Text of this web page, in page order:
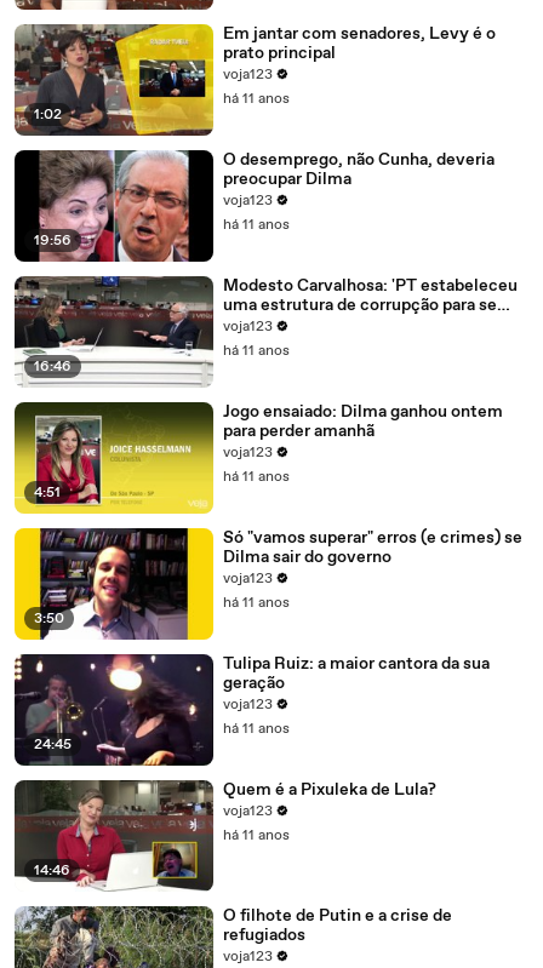
1:02
Em jantar com senadores, Levy é o
prato principal
voja123
há 11 anos
19:56
O desemprego, não Cunha, deveria
preocupar Dilma
voja123
há 11 anos
16:46
Modesto Carvalhosa: 'PT estabeleceu
uma estrutura de corrupção para se
manter no poder'
voja123
há 11 anos
4:51
Jogo ensaiado: Dilma ganhou ontem
para perder amanhã
voja123
há 11 anos
3:50
Só "vamos superar" erros (e crimes) se
Dilma sair do governo
voja123
há 11 anos
24:45
Tulipa Ruiz: a maior cantora da sua
geração
voja123
há 11 anos
14:46
Quem é a Pixuleka de Lula?
voja123
há 11 anos
O filhote de Putin e a crise de
refugiados
voja123